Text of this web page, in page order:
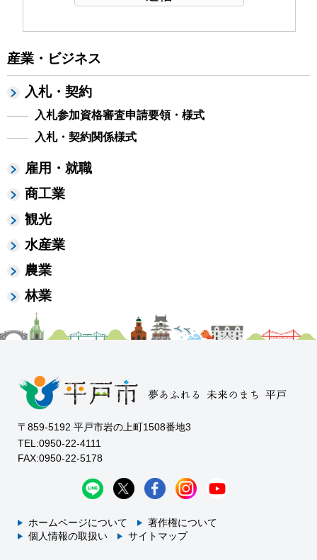
産業・ビジネス
入札・契約
入札参加資格審査申請要領・様式
入札・契約関係様式
雇用・就職
商工業
観光
水産業
農業
林業
〒859-5192 平戸市岩の上町1508番地3
TEL:0950-22-4111
FAX:0950-22-5178
ホームページについて
著作権について
個人情報の取扱い
サイトマップ